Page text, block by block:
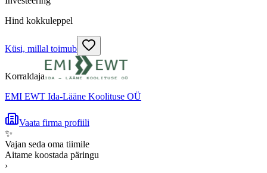
Hind kokkuleppel
Küsi, millal toimub
Korraldaja
EMI EWT Ida-Lääne Koolituse OÜ
Vaata firma profiili
✨
Vajan seda oma tiimile
Aitame koostada päringu
›